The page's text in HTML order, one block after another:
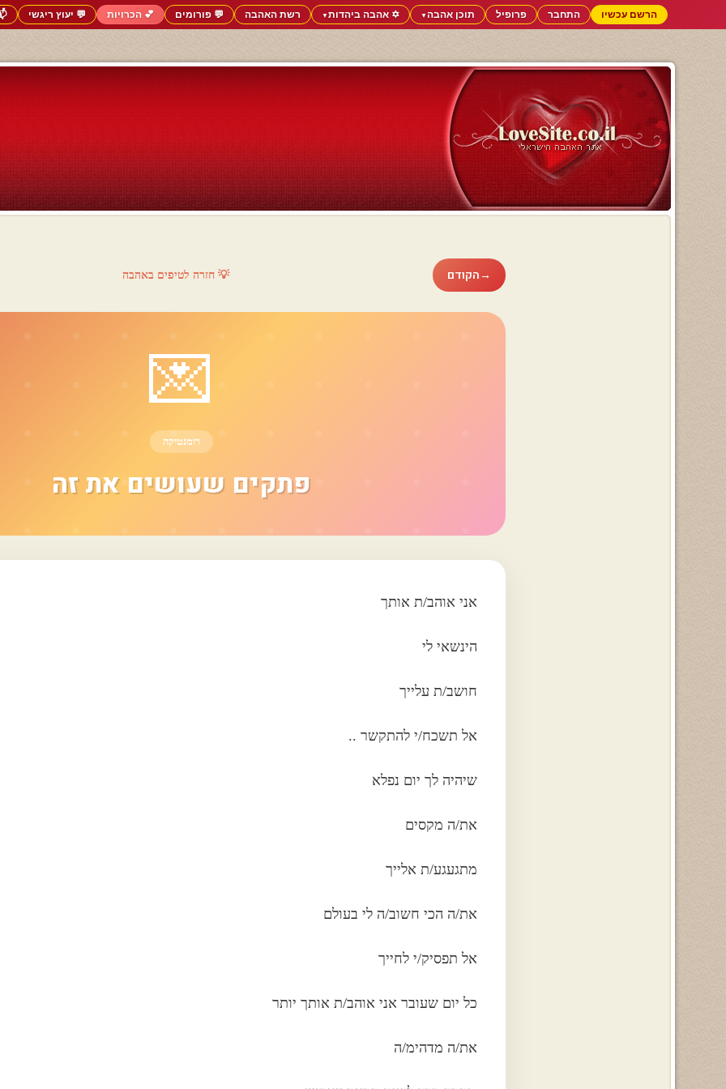
הרשם עכשיו התחבר פרופיל תוכן אהבה▼ ✡️ אהבה ביהדות▼ רשת האהבה 💬 פורומים 💕 הכרויות 💬 יעוץ ריגשי
→הקודם 💡 חזרה לטיפים באהבה
💌
רומנטיקה
פתקים שעושים את זה
אני אוהב/ת אותך
הינשאי לי
חושב/ת עלייך
אל תשכח/י להתקשר ..
שיהיה לך יום נפלא
את/ה מקסים
מתגעגע/ת אלייך
את/ה הכי חשוב/ה לי בעולם
אל תפסיק/י לחייך
כל יום שעובר אני אוהב/ת אותך יותר
את/ה מדהימ/ה